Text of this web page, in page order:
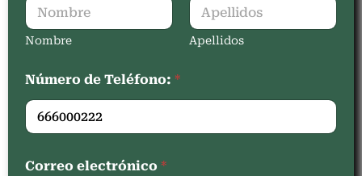
Nombre Apellidos
Número de Teléfono: *
Correo electrónico *